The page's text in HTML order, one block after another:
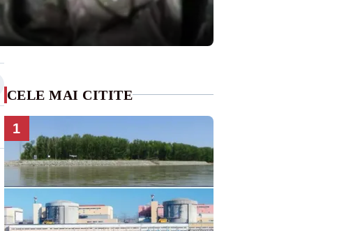
CELE MAI CITITE
1